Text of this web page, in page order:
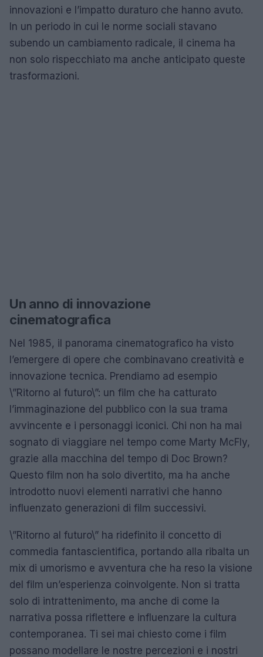
innovazioni e l’impatto duraturo che hanno avuto.
In un periodo in cui le norme sociali stavano
subendo un cambiamento radicale, il cinema ha
non solo rispecchiato ma anche anticipato queste
trasformazioni.
Un anno di innovazione
cinematografica
Nel 1985, il panorama cinematografico ha visto
l’emergere di opere che combinavano creatività e
innovazione tecnica. Prendiamo ad esempio
\”Ritorno al futuro\”: un film che ha catturato
l’immaginazione del pubblico con la sua trama
avvincente e i personaggi iconici. Chi non ha mai
sognato di viaggiare nel tempo come Marty McFly,
grazie alla macchina del tempo di Doc Brown?
Questo film non ha solo divertito, ma ha anche
introdotto nuovi elementi narrativi che hanno
influenzato generazioni di film successivi.
\”Ritorno al futuro\” ha ridefinito il concetto di
commedia fantascientifica, portando alla ribalta un
mix di umorismo e avventura che ha reso la visione
del film un’esperienza coinvolgente. Non si tratta
solo di intrattenimento, ma anche di come la
narrativa possa riflettere e influenzare la cultura
contemporanea. Ti sei mai chiesto come i film
possano modellare le nostre percezioni e i nostri